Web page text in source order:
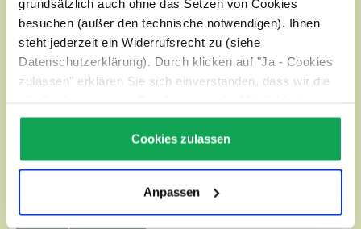
grundsätzlich auch ohne das Setzen von Cookies
besuchen (außer den technische notwendigen). Ihnen
steht jederzeit ein Widerrufsrecht zu (siehe
Datenschutzerklärung). Durch klicken auf "Ja - Cookies
zulassen" erklären Sie sich einverstanden, dass wir die
Widerruf finden Sie unter:Datenschutz
Cookies zulassen
Anpassen
RECHTLICHE HINWEISE
SERVICE
NEWSLETTER